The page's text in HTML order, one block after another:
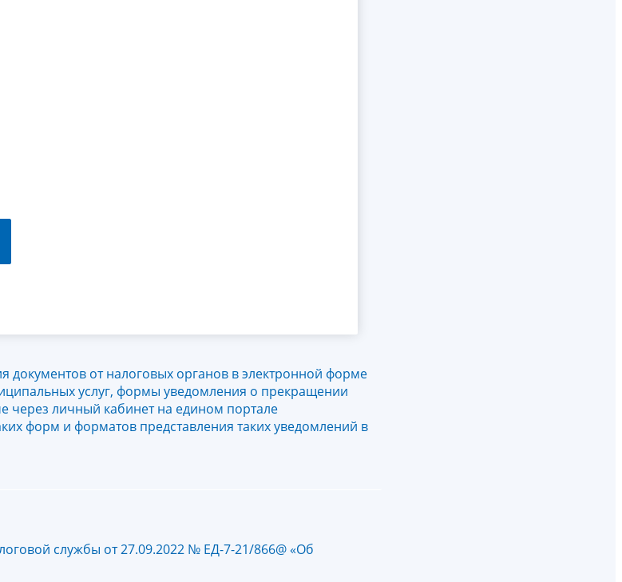
от налоговых органов в электронной форме
услуг, формы уведомления о прекращении
через личный кабинет на едином портале
форм и форматов представления таких уведомлений в
службы от 27.09.2022 № ЕД-7-21/866@ «Об